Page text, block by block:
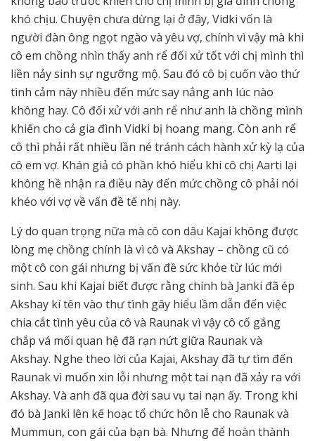
khó chịu. Chuyện chưa dừng lại ở đây, Vidki vốn là
người đàn ông ngọt ngào và yêu vợ, chính vì vậy mà khi
cô em chồng nhìn thấy anh rể đối xử tốt với chị mình thì
liền nảy sinh sự ngưỡng mộ. Sau đó cô bị cuốn vào thứ
tình cảm này nhiều đến mức say nắng anh lúc nào
không hay. Cô đối xử với anh rể như anh là chồng mình
khiến cho cả gia đình Vidki bị hoang mang. Còn anh rể
cô thì phải rất nhiều lần né tránh cách hành xử kỳ lạ của
cô em vợ. Khán giả có phần khó hiểu khi cô chị Aarti lại
không hề nhận ra điều này đến mức chồng cô phải nói
khéo với vợ về vấn đề tế nhị này.
Lý do quan trọng nữa mà cô con dâu Kajai không được
lòng mẹ chồng chính là vì cô và Akshay – chồng cũ có
một cô con gái nhưng bị vấn đề sức khỏe từ lúc mới
sinh. Sau khi Kajai biết được rằng chính bà Janki đã ép
Akshay kí tên vào thư tình gây hiểu lầm dẫn đến việc
chia cắt tình yêu của cô và Raunak vì vậy cô cố gắng
chắp vá mối quan hệ đã rạn nứt giữa Raunak và
Akshay. Nghe theo lời của Kajai, Akshay đã tự tìm đến
Raunak vì muốn xin lỗi nhưng một tai nạn đã xảy ra với
Akshay. Và anh đã qua đời sau vụ tai nạn ấy. Trong khi
đó bà Janki lên kế hoạc tổ chức hôn lễ cho Raunak và
Mummun, con gái của bạn bà. Nhưng để hoàn thành